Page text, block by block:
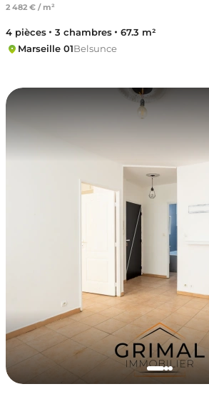
2 482 € / m²
4 pièces 3 chambres
67.3 m²
Marseille 01Belsunce